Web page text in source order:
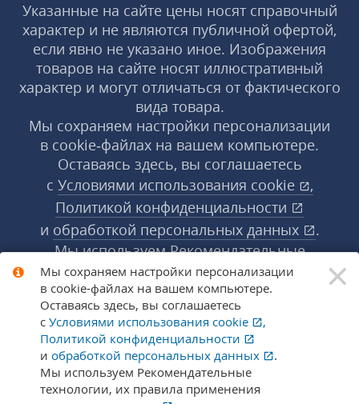
Указанные на сайте цены носят справочный
характер и не являются публичной офертой,
если явно не указано иное. Изображения
товаров на сайте носят иллюстративный
характер и могут отличаться от фактического
вида товара.
Мы сохраняем настройки персонализации
в cookie‑файлах на вашем компьютере.
Оставаясь здесь, вы соглашаетесь
с Условиями использования cookie
,
Политикой конфиденциальности
и обработкой персональных данных
.
Мы используем Рекомендательные
технологии, их правила применения доступны
по ссылке
. Подробнее
© 1998-2026 «1С‑Рарус» ®. Все права
защищены.
×
Мы сохраняем настройки персонализации
в cookie‑файлах на вашем компьютере.
Оставаясь здесь, вы соглашаетесь
с Условиями использования cookie
,
Политикой конфиденциальности
и обработкой персональных данных
.
Мы используем Рекомендательные
технологии, их правила применения